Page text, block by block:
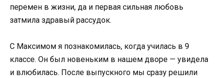
перемен в жизни, да и первая сильная любовь
затмила здравый рассудок.
С Максимом я познакомилась, когда училась в 9
классе. Он был новеньким в нашем дворе — увидела
и влюбилась. После выпускного мы сразу решили